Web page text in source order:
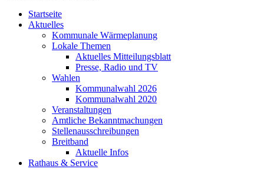
Startseite
Aktuelles
Kommunale Wärmeplanung
Lokale Themen
Aktuelles Mitteilungsblatt
Presse, Radio und TV
Wahlen
Kommunalwahl 2026
Kommunalwahl 2020
Veranstaltungen
Amtliche Bekanntmachungen
Stellenausschreibungen
Breitband
Aktuelle Infos
Rathaus & Service